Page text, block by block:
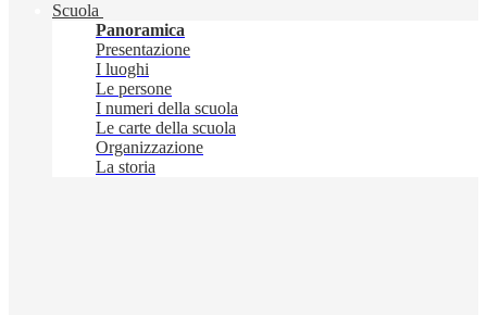
Scuola
Panoramica
Presentazione
I luoghi
Le persone
I numeri della scuola
Le carte della scuola
Organizzazione
La storia